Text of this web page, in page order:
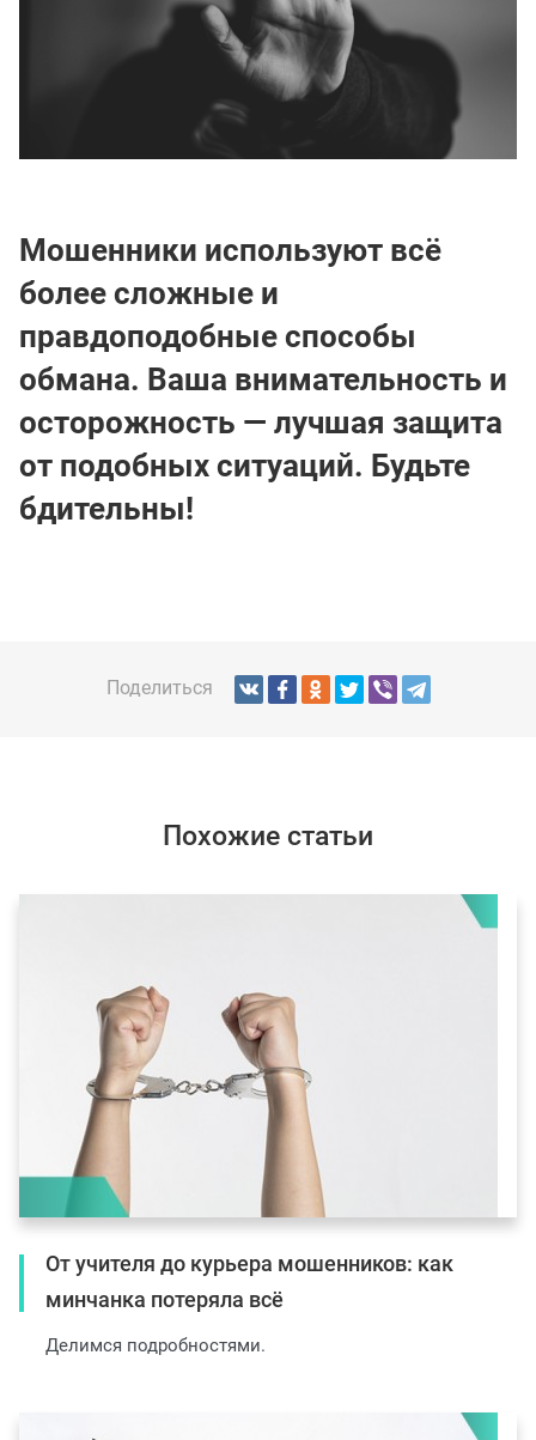
Мошенники используют всё
более сложные и
правдоподобные способы
обмана. Ваша внимательность и
осторожность — лучшая защита
от подобных ситуаций. Будьте
бдительны!
Поделиться
Похожие статьи
От учителя до курьера мошенников: как
минчанка потеряла всё
Делимся подробностями.